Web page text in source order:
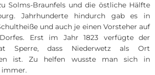
Solms-Braunfels und die östliche Hälfte
Jahrhunderte hindurch gab es in
und auch je einen Vorsteher auf
Erst im Jahr 1823 verfügte der
Sperre, dass Niederwetz als Ort
ist. Zu helfen wusste man sich in
immer.